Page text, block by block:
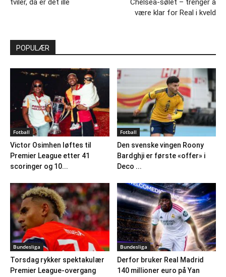
være klar for Real i kveld
POPULÆR
Fotball
Victor Osimhen løftes til
Premier League etter 41
scoringer og 10...
Fotball
Den svenske vingen Roony
Bardghji er første «offer» i
Deco ...
Bundesliga
Torsdag rykker spektakulær
Premier League-overgang
Bundesliga
Derfor bruker Real Madrid
140 millioner euro på Yan